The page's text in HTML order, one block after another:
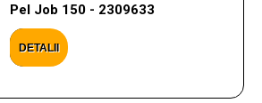
Pel Job 150 - 2309633
DETALII